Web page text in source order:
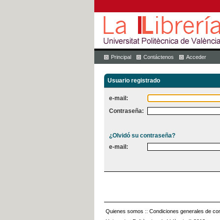
Principal Contáctenos Acceder
Usuario registrado
e-mail:
Contraseña:
¿Olvidó su contraseña?
e-mail:
Quienes somos :: Condiciones generales de